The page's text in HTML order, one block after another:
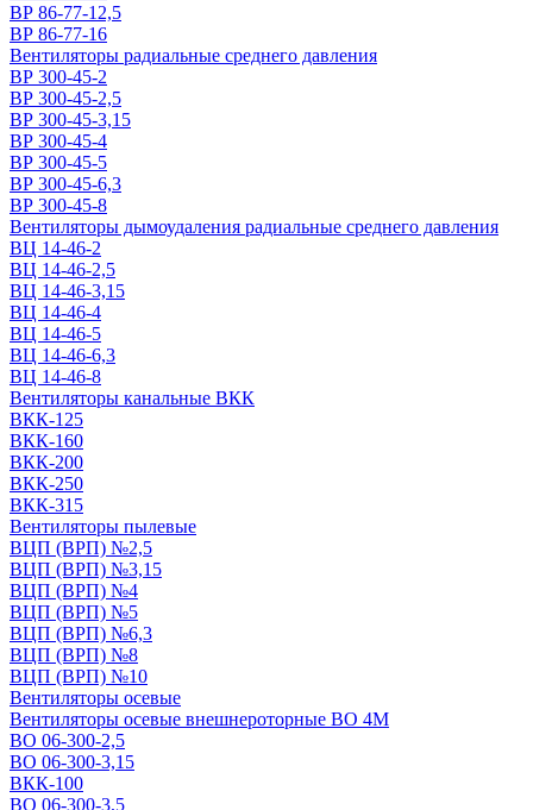
ВР 86-77-12,5
ВР 86-77-16
Вентиляторы радиальные среднего давления
ВР 300-45-2
ВР 300-45-2,5
ВР 300-45-3,15
ВР 300-45-4
ВР 300-45-5
ВР 300-45-6,3
ВР 300-45-8
Вентиляторы дымоудаления радиальные среднего давления
ВЦ 14-46-2
ВЦ 14-46-2,5
ВЦ 14-46-3,15
ВЦ 14-46-4
ВЦ 14-46-5
ВЦ 14-46-6,3
ВЦ 14-46-8
Вентиляторы канальные ВКК
ВКК-125
ВКК-160
ВКК-200
ВКК-250
ВКК-315
Вентиляторы пылевые
ВЦП (ВРП) №2,5
ВЦП (ВРП) №3,15
ВЦП (ВРП) №4
ВЦП (ВРП) №5
ВЦП (ВРП) №6,3
ВЦП (ВРП) №8
ВЦП (ВРП) №10
Вентиляторы осевые
Вентиляторы осевые внешнероторные ВО 4М
ВО 06-300-2,5
ВО 06-300-3,15
ВКК-100
ВО 06-300-3,5